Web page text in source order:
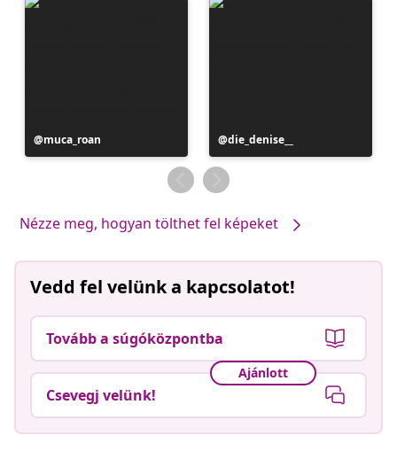
Bejegyzés
közzétevője
muca_roan
Bejegyzés
közzétevője
die_denise__
Nézze meg, hogyan tölthet fel képeket
Vedd fel velünk a kapcsolatot!
Tovább a súgóközpontba
Ajánlott
Csevegj velünk!